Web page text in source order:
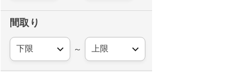
間取り
～